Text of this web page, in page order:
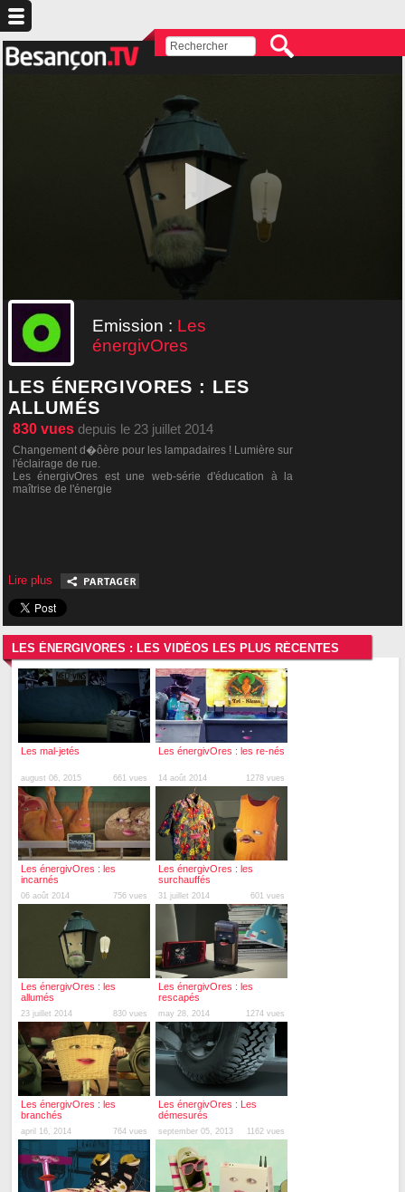
Emission : Les
énergivOres
LES ÉNERGIVORES : LES
ALLUMÉS
830 vues depuis le 23 juillet 2014
Changement d�ôère pour les lampadaires ! Lumière sur
l'éclairage de rue.
Les énergivOres est une web-série d'éducation à la
maîtrise de l'énergie
Lire plus
LES ÉNERGIVORES : LES VIDÉOS LES PLUS RÉCENTES
Les mal-jetés
august 06, 2015 661 vues
Les énergivOres : les re-nés
14 août 2014 1278 vues
Les énergivOres : les
incarnés
06 août 2014 756 vues
Les énergivOres : les
surchauffés
31 juillet 2014 601 vues
Les énergivOres : les
allumés
23 juillet 2014 830 vues
Les énergivOres : les
rescapés
may 28, 2014 1274 vues
Les énergivOres : les
branchés
april 16, 2014 764 vues
Les énergivOres : Les
démesurés
september 05, 2013 1162 vues